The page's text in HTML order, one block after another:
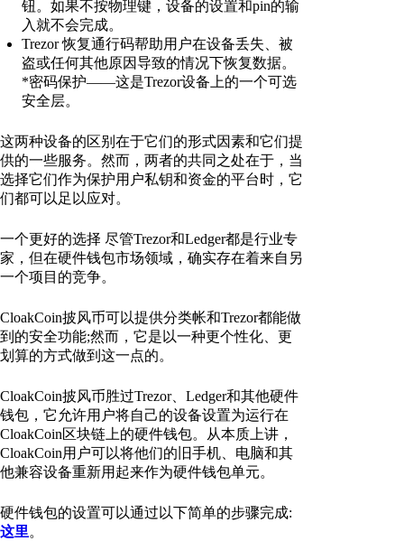
钮。如果不按物理键，设备的设置和pin的输
入就不会完成。
Trezor 恢复通行码帮助用户在设备丢失、被
盗或任何其他原因导致的情况下恢复数据。
*密码保护——这是Trezor设备上的一个可选
安全层。
这两种设备的区别在于它们的形式因素和它们提
供的一些服务。然而，两者的共同之处在于，当
选择它们作为保护用户私钥和资金的平台时，它
们都可以足以应对。
一个更好的选择 尽管Trezor和Ledger都是行业专
家，但在硬件钱包市场领域，确实存在着来自另
一个项目的竞争。
CloakCoin披风币可以提供分类帐和Trezor都能做
到的安全功能;然而，它是以一种更个性化、更
划算的方式做到这一点的。
CloakCoin披风币胜过Trezor、Ledger和其他硬件
钱包，它允许用户将自己的设备设置为运行在
CloakCoin区块链上的硬件钱包。从本质上讲，
CloakCoin用户可以将他们的旧手机、电脑和其
他兼容设备重新用起来作为硬件钱包单元。
硬件钱包的设置可以通过以下简单的步骤完成:
这里。